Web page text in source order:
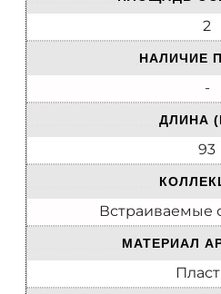
2
НАЛИЧИЕ
-
ДЛИНА
93
Встраиваемые
МАТЕРИАЛ